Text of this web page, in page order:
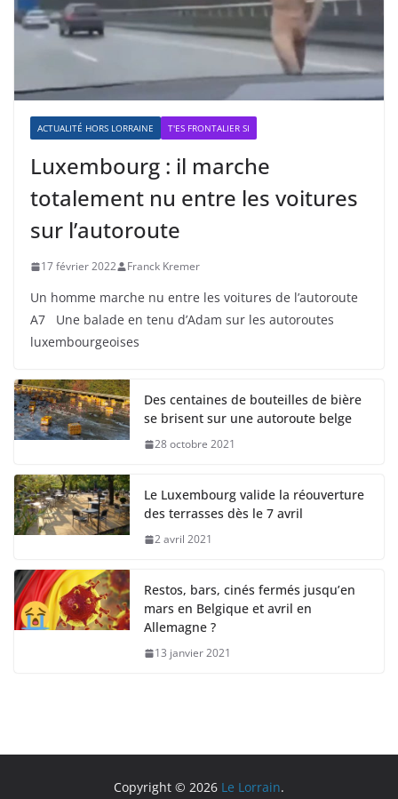
ACTUALITÉ HORS LORRAINE T'ES FRONTALIER SI
Luxembourg : il marche
totalement nu entre les voitures
sur l’autoroute
17 février 2022 Franck Kremer
Un homme marche nu entre les voitures de l’autoroute
A7 Une balade en tenu d’Adam sur les autoroutes
luxembourgeoises
Des centaines de bouteilles de bière
se brisent sur une autoroute belge
28 octobre 2021
Le Luxembourg valide la réouverture
des terrasses dès le 7 avril
2 avril 2021
Restos, bars, cinés fermés jusqu’en
mars en Belgique et avril en
Allemagne ?
13 janvier 2021
Copyright © 2026 Le Lorrain.